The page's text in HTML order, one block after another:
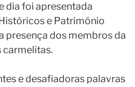
dia foi apresentada
e Património
presença dos membros da
carmelitas.
e desafiadoras palavras